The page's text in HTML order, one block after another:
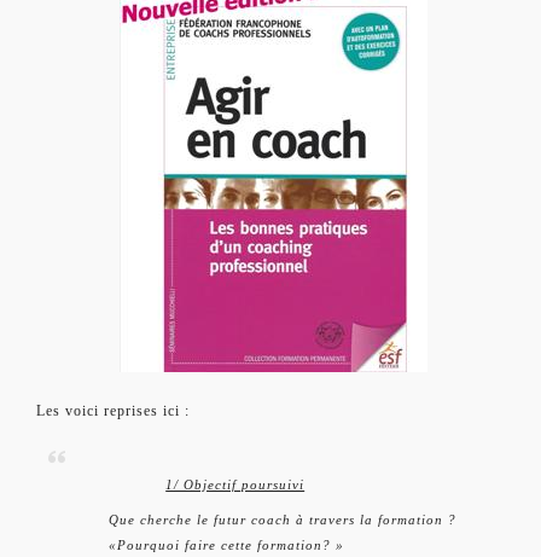
Les voici reprises ici :
1/ Objectif poursuivi
Que cherche le futur coach à travers la formation ?
«Pourquoi faire cette formation? »